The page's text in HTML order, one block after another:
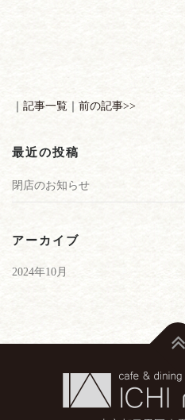
｜ 記事一覧 ｜ 前の記事>>
最近の投稿
閉店のお知らせ
アーカイブ
2024年10月